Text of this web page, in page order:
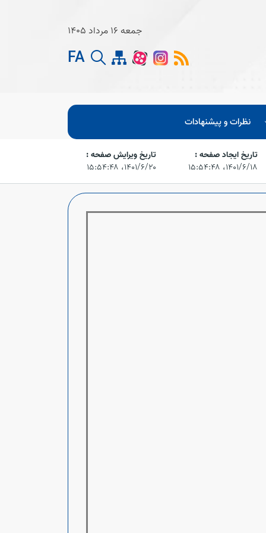
جمعه 16 مرداد 1405
FA
نظرات و پیشنهادات
تاریخ ایجاد صفحه :
۱۴۰۱/۶/۱۸،‏ ۱۵:۵۴:۴۸
تاریخ ویرایش صفحه :
۱۴۰۱/۶/۲۰،‏ ۱۵:۵۴:۴۸